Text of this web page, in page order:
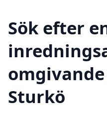
Sök efter
Sturkö